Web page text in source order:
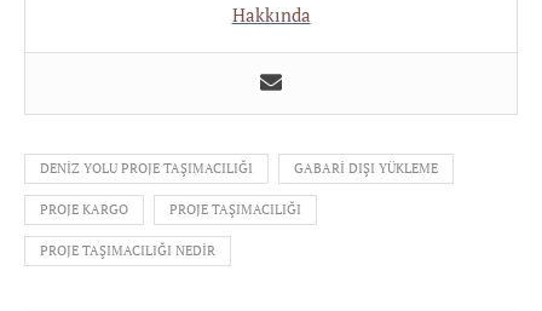
Hakkında
DENIZ YOLU PROJE TAŞIMACILIĞI GABARI DIŞI YÜKLEME
PROJE KARGO PROJE TAŞIMACILIĞI
PROJE TAŞIMACILIĞI NEDIR